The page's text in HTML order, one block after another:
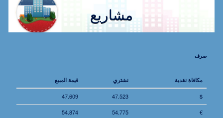
مشاريع
صرف
مكافاة نقدية نشتري قيمة المبيع
$
47.523
47.609
€
54.775
54.874